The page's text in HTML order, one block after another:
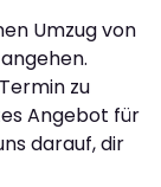
Umzug von
zu
Angebot für
darauf, dir